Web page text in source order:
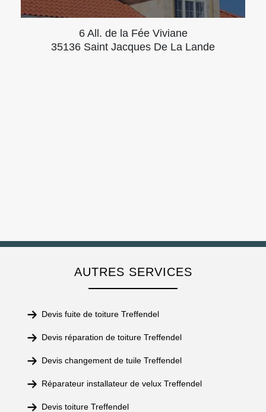
6 All. de la Fée Viviane
35136 Saint Jacques De La Lande
AUTRES SERVICES
Devis fuite de toiture Treffendel
Devis réparation de toiture Treffendel
Devis changement de tuile Treffendel
Réparateur installateur de velux Treffendel
Devis toiture Treffendel